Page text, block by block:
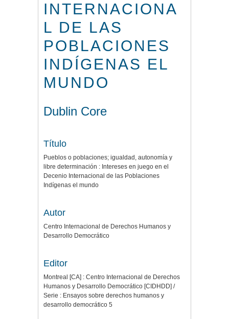
INTERNACIONA
L DE LAS
POBLACIONES
INDÍGENAS EL
MUNDO
Dublin Core
Título
Pueblos o poblaciones; igualdad, autonomía y
libre determinación : Intereses en juego en el
Decenio Internacional de las Poblaciones
Indígenas el mundo
Autor
Centro Internacional de Derechos Humanos y
Desarrollo Democrático
Editor
Montreal [CA] : Centro Internacional de Derechos
Humanos y Desarrollo Democrático [CIDHDD] /
Serie : Ensayos sobre derechos humanos y
desarrollo democrático 5